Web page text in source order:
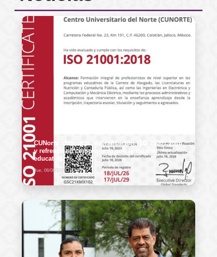
CUNorte obtiene la recertificación ISO 21001:2018
y refrenda su compromiso con la calidad
educativa
Jue, 06/08/2026 - 13:40